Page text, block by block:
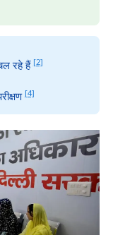
रहे हैं[2]
[4]